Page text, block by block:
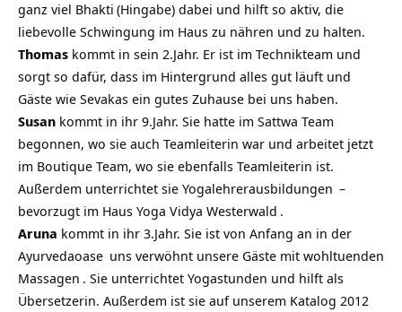
ganz viel Bhakti (Hingabe) dabei und hilft so aktiv, die
liebevolle Schwingung im Haus zu nähren und zu halten.
Thomas kommt in sein 2.Jahr. Er ist im Technikteam und
sorgt so dafür, dass im Hintergrund alles gut läuft und
Gäste wie Sevakas ein gutes Zuhause bei uns haben.
Susan kommt in ihr 9.Jahr. Sie hatte im Sattwa Team
begonnen, wo sie auch Teamleiterin war und arbeitet jetzt
im Boutique Team, wo sie ebenfalls Teamleiterin ist.
Außerdem unterrichtet sie Yogalehrerausbildungen –
bevorzugt im Haus Yoga Vidya Westerwald .
Aruna kommt in ihr 3.Jahr. Sie ist von Anfang an in der
Ayurvedaoase uns verwöhnt unsere Gäste mit wohltuenden
Massagen . Sie unterrichtet Yogastunden und hilft als
Übersetzerin. Außerdem ist sie auf unserem Katalog 2012